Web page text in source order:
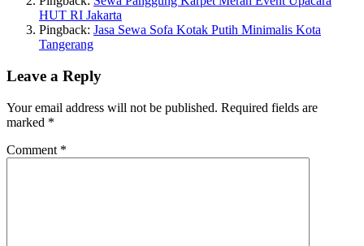
HUT RI Jakarta
Pingback: Jasa Sewa Sofa Kotak Putih Minimalis Kota
Tangerang
Leave a Reply
Your email address will not be published. Required fields are
marked *
Comment *